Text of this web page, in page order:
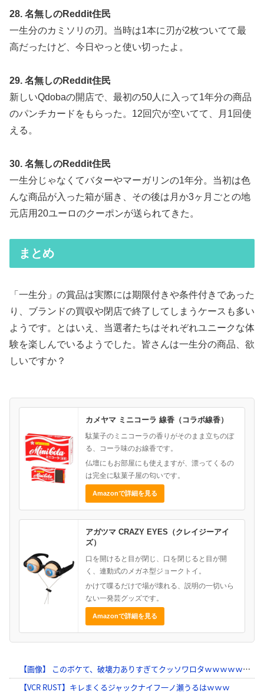
28. 名無しのReddit住民
一生分のカミソリの刃。当時は1本に刃が2枚ついてて最
高だったけど、今日やっと使い切ったよ。
29. 名無しのReddit住民
新しいQdobaの開店で、最初の50人に入って1年分の商品
のパンチカードをもらった。12回穴が空いてて、月1回使
える。
30. 名無しのReddit住民
一生分じゃなくてバターやマーガリンの1年分。当初は色
んな商品が入った箱が届き、その後は月か3ヶ月ごとの地
元店用20ユーロのクーポンが送られてきた。
まとめ
「一生分」の賞品は実際には期限付きや条件付きであった
り、ブランドの買収や閉店で終了してしまうケースも多い
ようです。とはいえ、当選者たちはそれぞれユニークな体
験を楽しんでいるようでした。皆さんは一生分の商品、欲
しいですか？
カメヤマ ミニコーラ 線香（コラボ線香）
駄菓子のミニコーラの香りがそのまま立ちのぼ
る、コーラ味のお線香です。
仏壇にもお部屋にも使えますが、漂ってくるの
は完全に駄菓子屋の匂いです。
Amazonで詳細を見る
アガツマ CRAZY EYES（クレイジーアイ
ズ）
口を開けると目が閉じ、口を閉じると目が開
く、連動式のメガネ型ジョークトイ。
かけて喋るだけで場が壊れる、説明の一切いら
ない一発芸グッズです。
Amazonで詳細を見る